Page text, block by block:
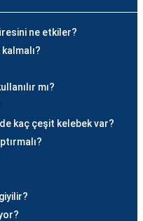
ne etkiler?
mı?
kaç çeşit kelebek var?